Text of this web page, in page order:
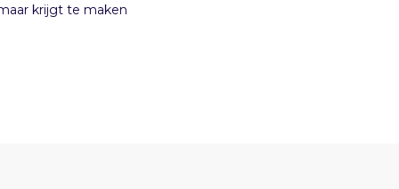
krijgt te maken